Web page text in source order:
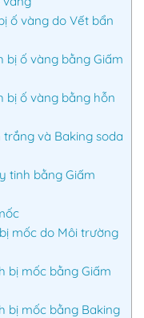
ố vàng do Vết bẩn
ố vàng bằng Giấm
bị ố vàng bằng hỗn
và Baking soda
tinh bằng Giấm
mốc do Môi trường
bị mốc bằng Giấm
bị mốc bằng Baking